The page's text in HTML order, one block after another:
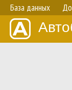
База данных